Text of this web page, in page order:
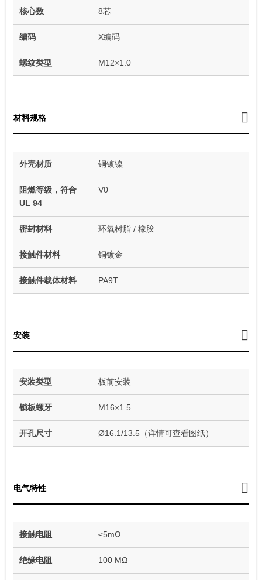
核心数 8芯
编码 X编码
螺纹类型 M12×1.0
材料规格
外壳材质 铜镀镍
阻燃等级，符合
UL 94
V0
密封材料 环氧树脂 / 橡胶
接触件材料 铜镀金
接触件载体材料 PA9T
安装
安装类型 板前安装
锁板螺牙 M16×1.5
开孔尺寸 Ø16.1/13.5（详情可查看图纸）
电气特性
接触电阻 ≤5mΩ
绝缘电阻 100 MΩ